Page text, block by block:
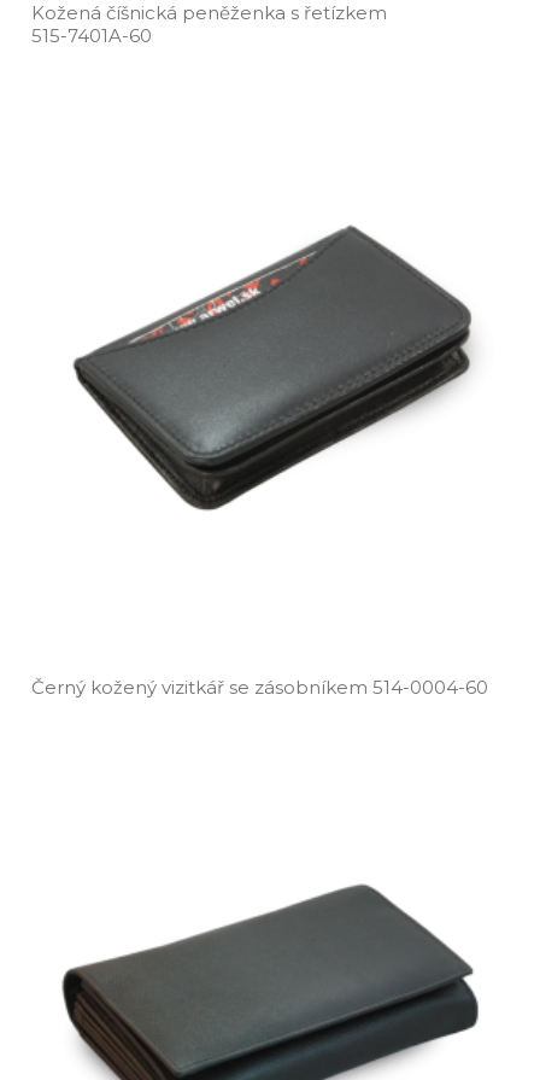
Kožená číšnická peněženka s řetízkem
515­-7401A­-60
Černý kožený vizitkář se zásobníkem 514­-0004­-60